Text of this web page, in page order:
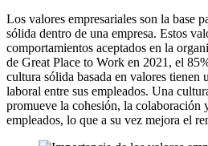
Los valores empresariales son la base
sólida dentro de una empresa. Estos
comportamientos aceptados en la
de Great Place to Work en 2021, el
cultura sólida basada en valores tienen
laboral entre sus empleados. Una
promueve la cohesión, la colaboración
empleados, lo que a su vez mejora el